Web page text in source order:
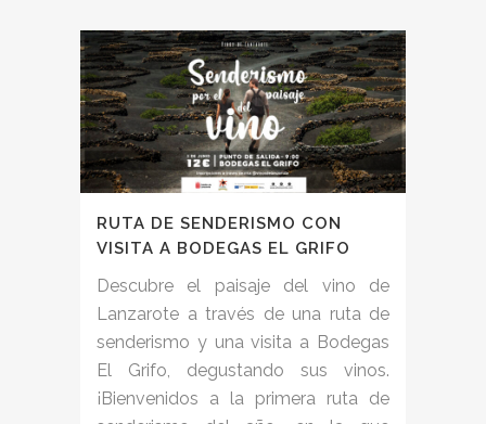
RUTA DE SENDERISMO CON
VISITA A BODEGAS EL GRIFO
Descubre el paisaje del vino de
Lanzarote a través de una ruta de
senderismo y una visita a Bodegas
El Grifo, degustando sus vinos.
¡Bienvenidos a la primera ruta de